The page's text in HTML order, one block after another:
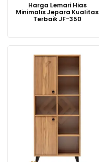
Harga Lemari Hias
Minimalis Jepara Kualitas
Terbaik JF-350